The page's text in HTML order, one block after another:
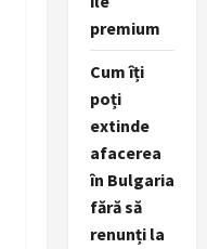
premium
Cum îți
poți
extinde
afacerea
în Bulgaria
fără să
renunți la